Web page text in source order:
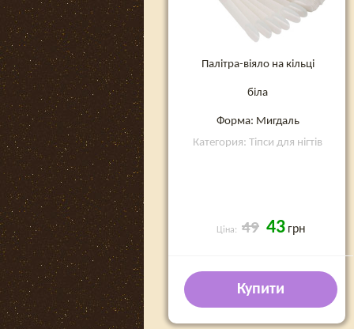
Палітра-віяло на кільці
біла
Форма: Мигдаль
Категория: Тіпси для нігтів
Ціна: 49 43 грн
Купити